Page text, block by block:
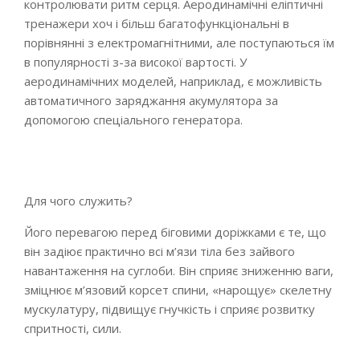
контролювати ритм серця. Аеродинамічні еліптичні
тренажери хоч і більш багатофункціональні в
порівнянні з електромагнітними, але поступаються їм
в популярності з-за високої вартості. У
аеродинамічних моделей, наприклад, є можливість
автоматичного заряджання акумулятора за
допомогою спеціального генератора.
Для чого служить?
Його перевагою перед біговими доріжками є те, що
він задіює практично всі м’язи тіла без зайвого
навантаження на суглоби. Він сприяє зниженню ваги,
зміцнює м’язовий корсет спини, «нарощує» скелетну
мускулатуру, підвищує гнучкість і сприяє розвитку
спритності, сили.